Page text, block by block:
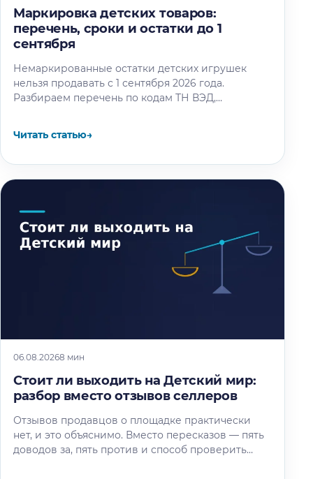
Маркировка детских товаров:
перечень, сроки и остатки до 1
сентября
Немаркированные остатки детских игрушек
нельзя продавать с 1 сентября 2026 года.
Разбираем перечень по кодам ТН ВЭД,
Читать статью→
06.08.20268 мин
Стоит ли выходить на Детский мир:
разбор вместо отзывов селлеров
Отзывов продавцов о площадке практически
нет, и это объяснимо. Вместо пересказов — пять
доводов за, пять против и способ проверить